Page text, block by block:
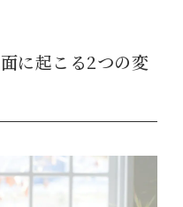
に起こる2つの変